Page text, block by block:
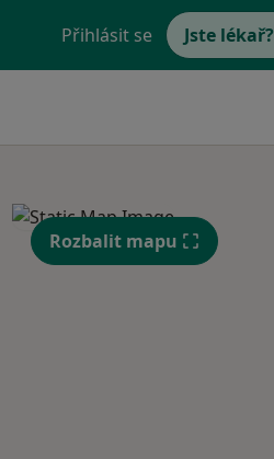
Přihlásit se Jste lékař?
Rozbalit mapu